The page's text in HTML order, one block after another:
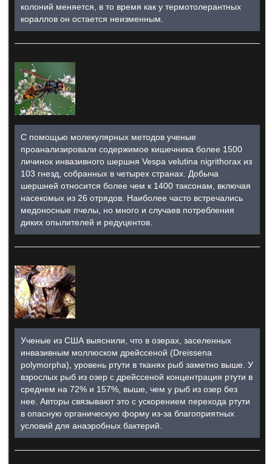
колоний меняется, в то время как у термотолерантных
кораллов он остается неизменным.
С помощью молекулярных методов ученые
проанализировали содержимое кишечника более 1500
личинок инвазивного шершня Vespa velutina nigrithorax из
103 гнезд, собранных в четырех странах. Добыча
шершней относится более чем к 1400 таксонам, включая
насекомых из 26 отрядов. Наиболее часто встречались
медоносные пчелы, но много и случаев потребления
диких опылителей и редуцентов.
Ученые из США выяснили, что в озерах, заселенных
инвазивным моллюском дрейссеной (Dreissena
polymorpha), уровень ртути в тканях рыб заметно выше. У
взрослых рыб из озер с дрейссеной концентрация ртути в
среднем на 72% и 157%, выше, чем у рыб из озер без
нее. Авторы связывают это с ускорением перехода ртути
в опасную органическую форму из-за благоприятных
условий для анаэробных бактерий.